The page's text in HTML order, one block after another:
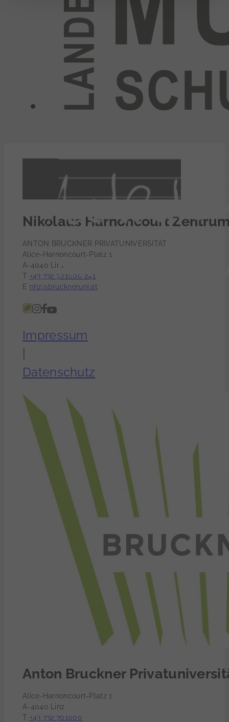
Nikolaus Harnoncourt
ANTON BRUCKNER PRIVATUNIVERSITÄT
Alice-Harnoncourt-Platz 1
A-4040 Linz
T +43 732 701000 241
E nhz@bruckneruni.at
Impressum
|
Datenschutz
Anton Bruckner
Alice-Harnoncourt-Platz 1
A-4040 Linz
T +43 732 701000